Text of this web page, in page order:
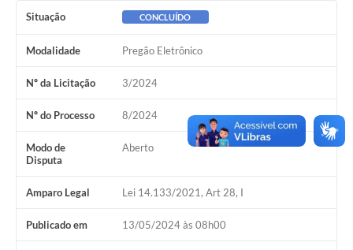
Situação CONCLUÍDO
Modalidade Pregão Eletrônico
Nº da Licitação 3/2024
Nº do Processo 8/2024
Modo de
Disputa
Aberto
Amparo Legal Lei 14.133/2021, Art 28, I
Publicado em 13/05/2024 às 08h00